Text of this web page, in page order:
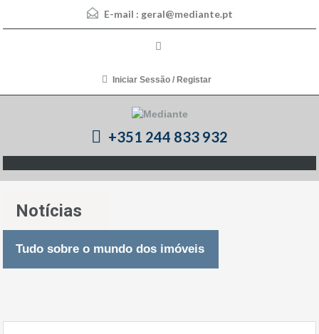
E-mail : geral@mediante.pt
Iniciar Sessão / Registar
+351 244 833 932
Notícias
Tudo sobre o mundo dos imóveis